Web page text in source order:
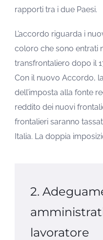
rapporti tra i due Paesi.
L’accordo riguarda i
coloro che sono entrati
transfrontaliero dopo il
Con il nuovo Accordo,
dell’imposta alla fonte
reddito dei nuovi
frontalieri saranno
Italia. La doppia
2.
lavoratore